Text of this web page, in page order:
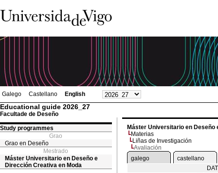
Galego Castellano English
Educational guide 2026_27
Facultade de Deseño
Study programmes
Grao
Grao en Deseño
Mestrado
Máster Universitario en Deseño e
Dirección Creativa en Moda
Máster Universitario en Deseño
Materias
Liñas de Investigación
Avaliación
galego
castellano